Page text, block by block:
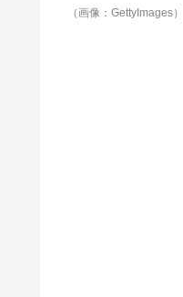
（画像：GettyImages）